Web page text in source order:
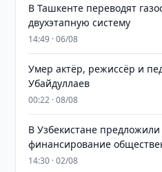
В Ташкенте переводят
двухэтапную систему
14:49 · 06/08
Умер актёр, режиссёр и
Убайдуллаев
00:22 · 08/08
В Узбекистане
финансирование
14:30 · 02/08